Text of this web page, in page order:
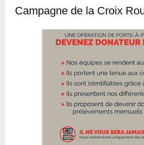
Campagne de la Croix